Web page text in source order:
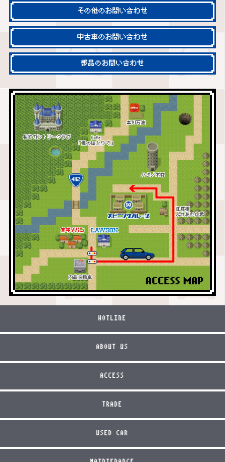
その他のお問い合わせ
中古車のお問い合わせ
部品のお問い合わせ
HOTLINE
ABOUT US
ACCESS
TRADE
USED CAR